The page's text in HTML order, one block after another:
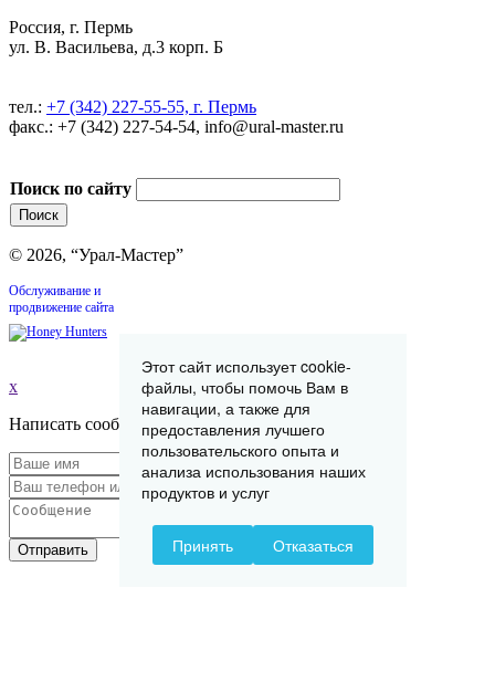
Россия, г. Пермь
ул. В. Васильева, д.3 корп. Б
тел.: +7 (342) 227-55-55, г. Пермь
факс.: +7 (342) 227-54-54, info@ural-master.ru
Поиск по сайту
© 2026, “Урал-Мастер”
Обслуживание и
продвижение сайта
x
Написать сообщение
Отправить
Этот сайт использует cookie-
файлы, чтобы помочь Вам в
навигации, а также для
предоставления лучшего
пользовательского опыта и
анализа использования наших
продуктов и услуг
Принять Отказаться